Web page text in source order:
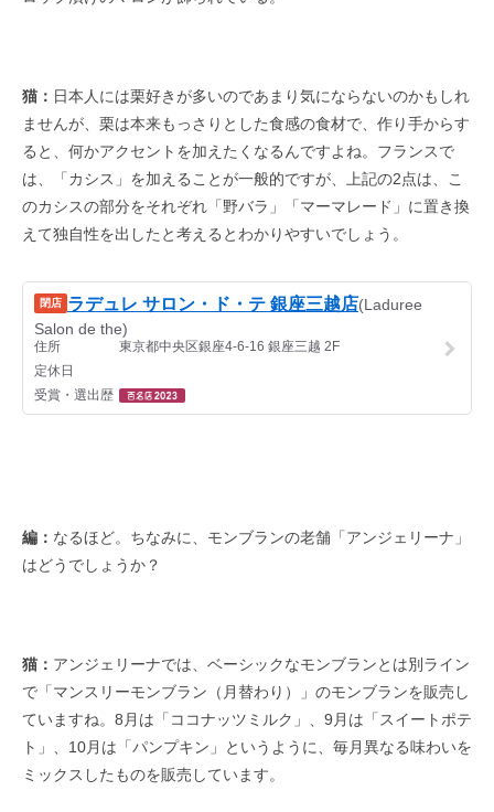
猫： 日本人には栗好きが多いのであまり気にならないのかもしれ
ませんが、栗は本来もっさりとした食感の食材で、作り手からす
ると、何かアクセントを加えたくなるんですよね。フランスで
は、「カシス」を加えることが一般的ですが、上記の2点は、こ
のカシスの部分をそれぞれ「野バラ」「マーマレード」に置き換
えて独自性を出したと考えるとわかりやすいでしょう。
編： なるほど。ちなみに、モンブランの老舗「アンジェリーナ」
はどうでしょうか？
猫： アンジェリーナでは、ベーシックなモンブランとは別ライン
で「マンスリーモンブラン（月替わり）」のモンブランを販売し
ていますね。8月は「ココナッツミルク」、9月は「スイートポテ
ト」、10月は「パンプキン」というように、毎月異なる味わいを
ミックスしたものを販売しています。